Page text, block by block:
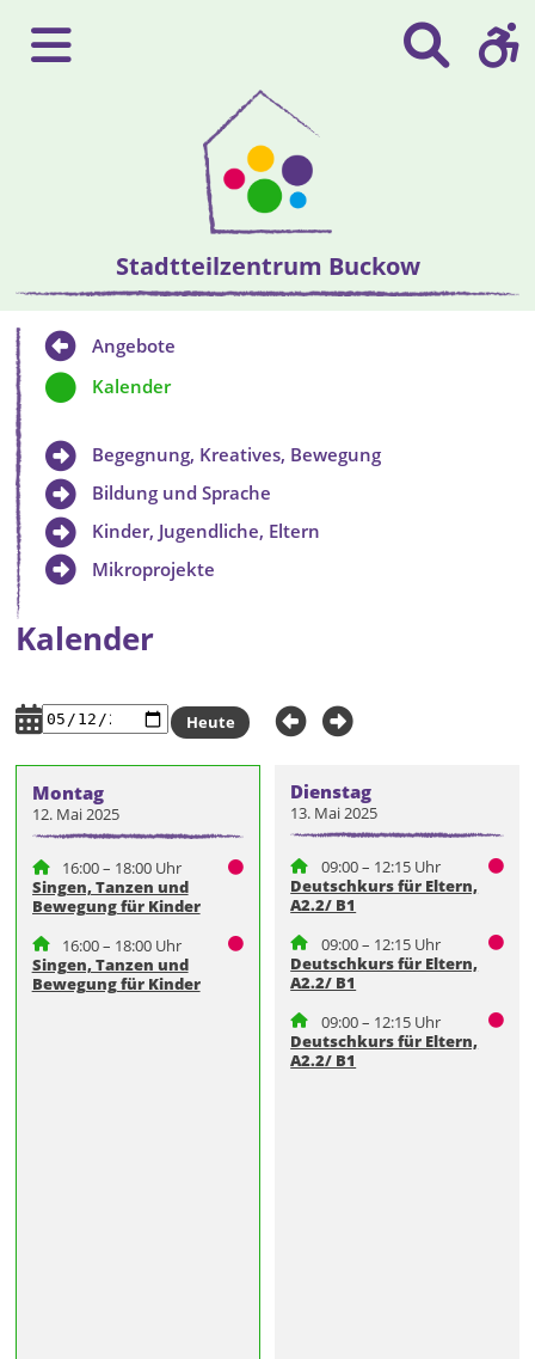
Stadtteilzentrum Buckow
Kalender
Montag
12. Mai 2025
16:00 – 18:00 Uhr
Singen, Tanzen und
Bewegung für Kinder
16:00 – 18:00 Uhr
Singen, Tanzen und
Bewegung für Kinder
Dienstag
13. Mai 2025
09:00 – 12:15 Uhr
Deutschkurs für Eltern,
A2.2/ B1
09:00 – 12:15 Uhr
Deutschkurs für Eltern,
A2.2/ B1
09:00 – 12:15 Uhr
Deutschkurs für Eltern,
A2.2/ B1
Heute
Angebote
Kalender
Begegnung, Kreatives, Bewegung
Bildung und Sprache
Kinder, Jugendliche, Eltern
Mikroprojekte